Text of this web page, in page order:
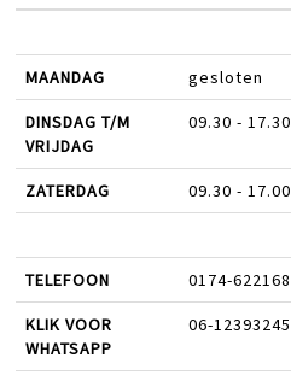
MAANDAG gesloten
DINSDAG T/M
VRIJDAG
09.30 - 17.30
ZATERDAG 09.30 - 17.00
TELEFOON 0174-622168
KLIK VOOR
WHATSAPP
06-12393245